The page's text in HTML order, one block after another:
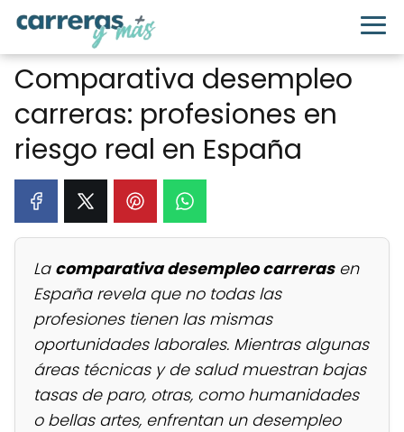
Comparativa desempleo
carreras: profesiones en
riesgo real en España
La comparativa desempleo carrerasen
España revela que no todas las
profesiones tienen las mismas
oportunidades laborales. Mientras algunas
áreas técnicas y de salud muestran bajas
tasas de paro, otras, como humanidades
o bellas artes, enfrentan un desempleo